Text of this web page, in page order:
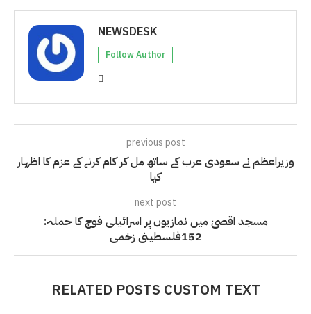
NEWSDESK
Follow Author
previous post
وزیراعظم نے سعودی عرب کے ساتھ مل کر کام کرنے کے عزم کا اظہار
کیا
next post
مسجد اقصیٰ میں نمازیوں پر اسرائیلی فوج کا حملہ:
152فلسطینی زخمی
RELATED POSTS CUSTOM TEXT